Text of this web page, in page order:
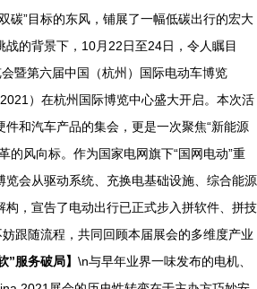
碳”目标的东风，铺展了一幅低碳出行的宏大
的背景下，10月22日至24日，令人瞩目
暨第六届中国（杭州）国际电动车博览
）在杭州国际博览中心盛大开启。本次活
和汽车产品的集会，更是一次聚焦“新能源
的风向标。作为国家电网旗下“国网电动”重
览会从驱动系统、充换电基础设施、综合能源
构，宣告了电动出行已正式步入拼软件、拼技
跟随流程，共同回顾本届展会的多维度产业
”服务破局】 \n与早年业界一味发布的电机、